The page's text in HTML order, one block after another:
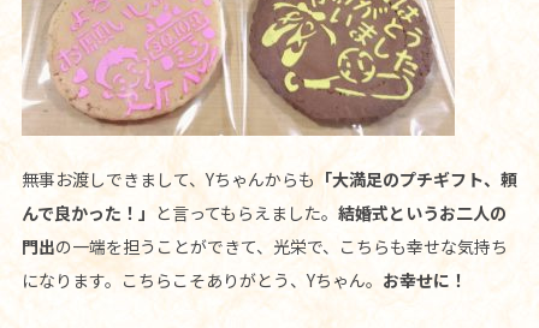
無事お渡しできまして、Yちゃんからも 「大満足のプチギフト、頼
んで良かった！」 と言ってもらえました。 結婚式というお二人の
門出の一端を担うことができて、光栄で、こちらも幸せな気持ち
になります。こちらこそありがとう、Yちゃん。 お幸せに！